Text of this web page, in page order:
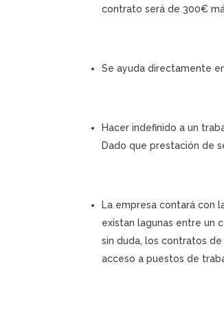
contrato será de 300€
Se ayuda directamente
Hacer indefinido a un
Dado que prestación de
La empresa contará con
existan lagunas entre un
sin duda, los contratos
acceso a puestos de